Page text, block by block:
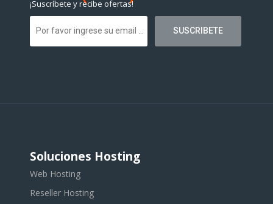
¡Suscríbete y recibe ofertas!
Soluciones Hosting
Web Hosting
Reseller Hosting